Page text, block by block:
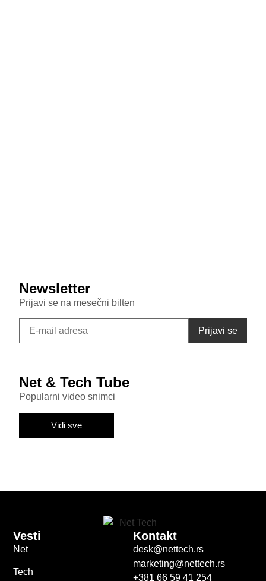
Newsletter
Prijavi se na mesečni bilten
Net & Tech Tube
Popularni video snimci
Vidi sve
Vesti
Net
Tech
Kontakt
desk@nettech.rs
marketing@nettech.rs
+381 66 59 41 254